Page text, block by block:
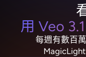
用 Veo
每週有數百
NebulaDrifter
Lio "Spark" Vance